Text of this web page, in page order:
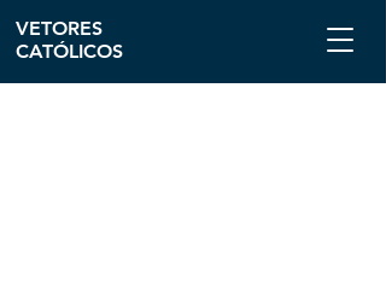
VETORES
CATÓLICOS